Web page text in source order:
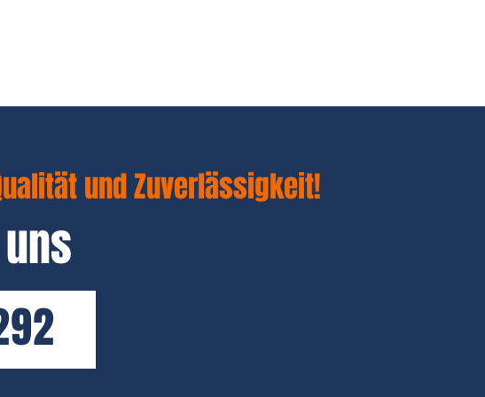
und Zuverlässigkeit!